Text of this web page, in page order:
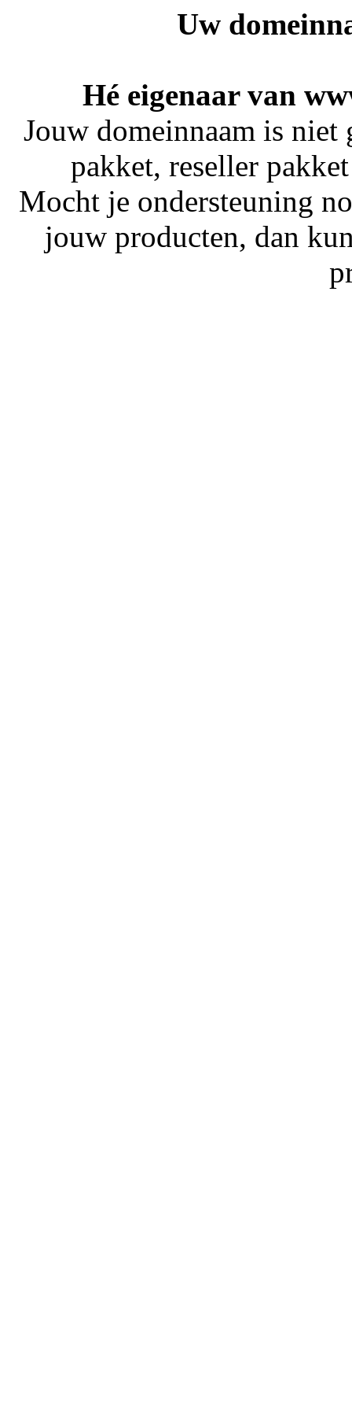
Uw
Hé eigenaar van
Jouw domeinnaam is
pakket, reseller
Mocht je ondersteuning
jouw producten, dan